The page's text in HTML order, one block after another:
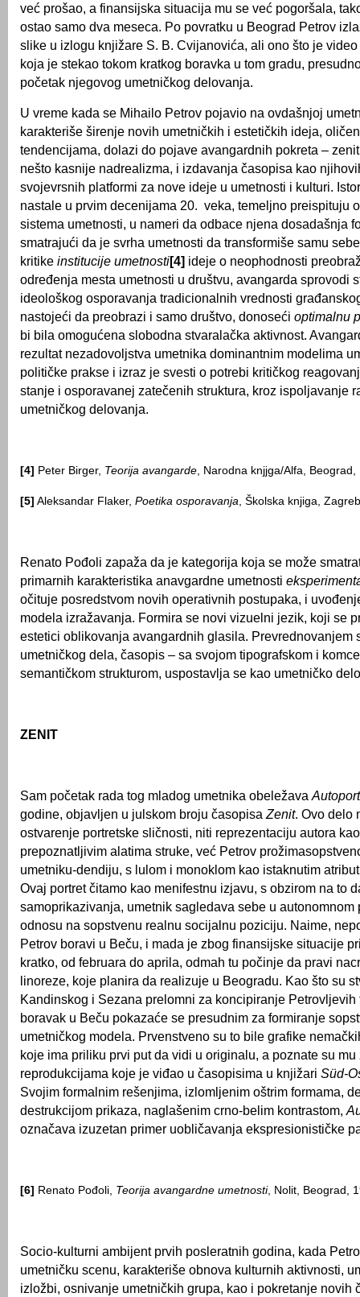
već prošao, a finansijska situacija mu se već pogoršala,
ostao samo dva meseca. Po povratku u Beograd Petrov
slike u izlogu knjižare S. B. Cvijanovića, ali ono što je
koja je stekao tokom kratkog boravka u tom gradu,
početak njegovog umetničkog delovanja.
U vreme kada se Mihailo Petrov pojavio na ovdašnjoj
karakteriše širenje novih umetničkih i estetičkih ideja,
tendencijama, dolazi do pojave avangardnih pokreta –
nešto kasnije nadrealizma, i izdavanja časopisa kao
svojevrsnih platformi za nove ideje u umetnosti i kulturi.
nastale u prvim decenijama 20. veka, temeljno preispituju
sistema umetnosti, u nameri da odbace njena dosadašnja
smatrajući da je svrha umetnosti da transformiše samu
kritike institucije umetnosti[4] ideje o neophodnosti
određenja mesta umetnosti u društvu, avangarda sprovodi
ideološkog osporavanja tradicionalnih vrednosti
nastojeći da preobrazi i samo društvo, donoseći optimalnu
bi bila omogućena slobodna stvaralačka aktivnost.
rezultat nezadovoljstva umetnika dominantnim modelima
političke prakse i izraz je svesti o potrebi kritičkog
stanje i osporavanej zatečenih struktura, kroz ispoljavanje
umetničkog delovanja.
[4] Peter Birger, Teorija avangarde, Narodna knjjga/Alfa, Beograd,
[5] Aleksandar Flaker, Poetika osporavanja, Školska knjiga,
Renato Pođoli zapaža da je kategorija koja se može
primarnih karakteristika anavgardne umetnosti
očituje posredstvom novih operativnih postupaka, i
modela izražavanja. Formira se novi vizuelni jezik, koji se
estetici oblikovanja avangardnih glasila. Prevrednovanjem
umetničkog dela, časopis – sa svojom tipografskom i
semantičkom strukturom, uspostavlja se kao umetničko
ZENIT
Sam početak rada tog mladog umetnika obeležava
godine, objavljen u julskom broju časopisa Zenit. Ovo delo
ostvarenje portretske sličnosti, niti reprezentaciju autora
prepoznatljivim alatima struke, već Petrov
umetniku-dendiju, s lulom i monoklom kao istaknutim
Ovaj portret čitamo kao menifestnu izjavu, s obzirom na to
samoprikazivanja, umetnik sagledava sebe u autonomnom
odnosu na sopstvenu realnu socijalnu poziciju. Naime,
Petrov boravi u Beču, i mada je zbog finansijske situacije
kratko, od februara do aprila, odmah tu počinje da pravi
linoreze, koje planira da realizuje u Beogradu. Kao što su
Kandinskog i Sezana prelomni za koncipiranje Petrovljevih
boravak u Beču pokazaće se presudnim za formiranje
umetničkog modela. Prvenstveno su to bile grafike
koje ima priliku prvi put da vidi u originalu, a poznate su
reprodukcijama koje je viđao u časopisima u knjižari Süd-
Svojim formalnim rešenjima, izlomljenim oštrim formama,
destrukcijom prikaza, naglašenim crno-belim kontrastom,
označava izuzetan primer uobličavanja ekspresionističke
[6] Renato Pođoli, Teorija avangardne umetnosti, Nolit, Beograd,
Socio-kulturni ambijent prvih posleratnih godina, kada
umetničku scenu, karakteriše obnova kulturnih aktivnosti,
izložbi, osnivanje umetničkih grupa, kao i pokretanje novih